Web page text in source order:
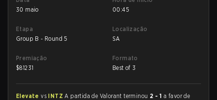
30 maio
00:45
Etapa
Group B - Round 5
Localização
SA
Premiação
$81231
Formato
Best of 3
Elevatevs INTZA partida de Valorant terminou 2 - 1 a favor de